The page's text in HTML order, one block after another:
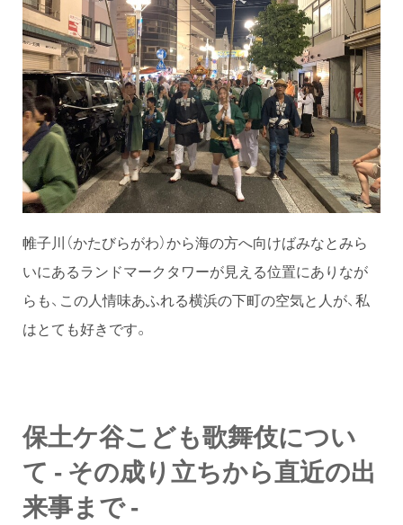
帷子川（かたびらがわ）から海の方へ向けばみなとみら
いにあるランドマークタワーが見える位置にありなが
らも、この人情味あふれる横浜の下町の空気と人が、私
はとても好きです。
保土ケ谷こども歌舞伎につい
て - その成り立ちから直近の出
来事まで -